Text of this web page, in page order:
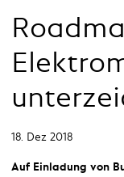
18. Dez 2018
Auf Einladung von